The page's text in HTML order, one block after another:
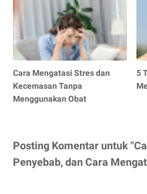
Cara Mengatasi Stres dan
Kecemasan Tanpa
Menggunakan Obat
5
Posting Komentar untuk
Penyebab, dan Cara